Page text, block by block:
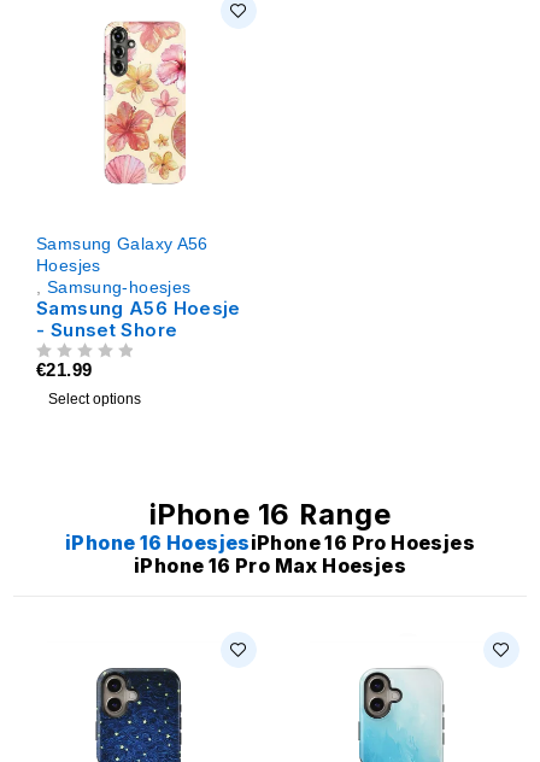
Samsung Galaxy A56
Hoesjes
Samsung-hoesjes
Samsung A56 Hoesje
- Sunset Shore
€21.99
Select options
iPhone 16 Range
iPhone 16 HoesjesiPhone 16 Pro Hoesjes
iPhone 16 Pro Max Hoesjes